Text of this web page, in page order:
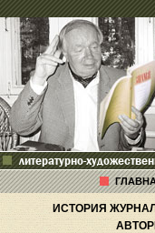
литературно-
ИСТОРИЯ